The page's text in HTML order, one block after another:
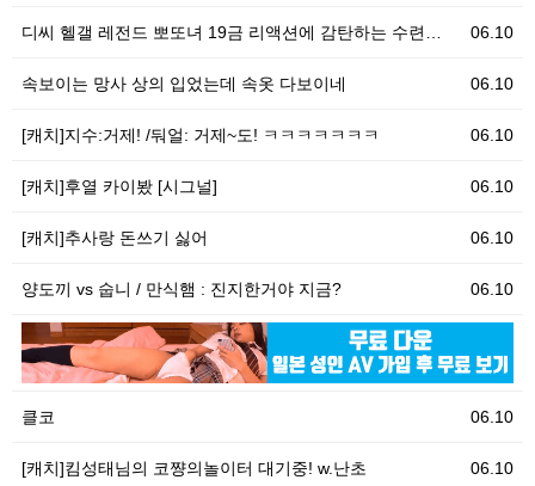
06.10
디씨 헬갤 레전드 뽀또녀 19금 리액션에 감탄하는 수련…
06.10
속보이는 망사 상의 입었는데 속옷 다보이네
06.10
[캐치]지수:거제! /둬얼: 거제~도! ㅋㅋㅋㅋㅋㅋㅋ
06.10
[캐치]후열 카이봤 [시그널]
06.10
[캐치]추사랑 돈쓰기 싫어
06.10
양도끼 vs 숩니 / 만식햄 : 진지한거야 지금?
06.10
클코
06.10
[캐치]킴성태님의 코쨩의놀이터 대기중! w.난초